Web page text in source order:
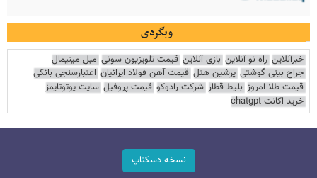
وبگردی
خبرآنلاین راه نو آنلاین بازی آنلاین قیمت تلویزیون سونی مبل مینیمال
جراح بینی گوشتی پرشین هتل قیمت آهن فولاد ایرانیان اعتبارسنجی بانکی
قیمت طلا امروز بلیط قطار شرکت رادوکو قیمت پروفیل سایت یوتوتایمز
خرید اکانت chatgpt
نسخه دسکتاپ